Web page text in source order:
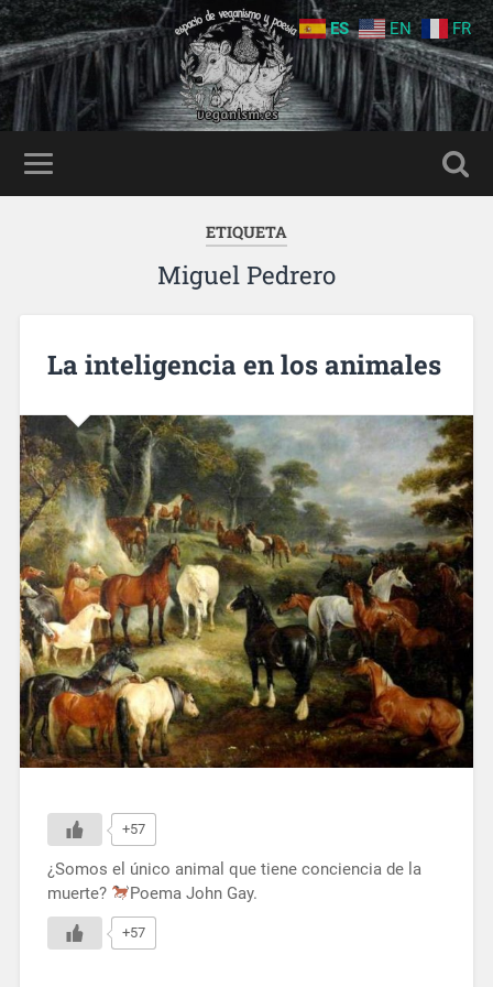
ETIQUETA
Miguel Pedrero
La inteligencia en los animales
+57
¿Somos el único animal que tiene conciencia de la
muerte?
Poema John Gay.
+57
ES EN FR